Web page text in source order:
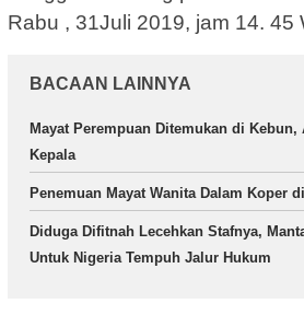
Rabu , 31Juli 2019, jam 14. 45
BACAAN LAINNYA
Mayat Perempuan Ditemukan di Kebun,
Kepala
Penemuan Mayat Wanita Dalam Koper
Diduga Difitnah Lecehkan Stafnya,
Untuk Nigeria Tempuh Jalur Hukum